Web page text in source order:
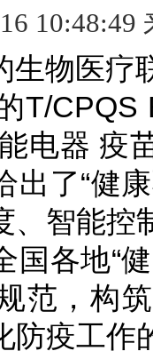
10:48:49
生物医疗
T/
电器 疫
出了“健
、智能控
国各地“
范，构
防疫工作